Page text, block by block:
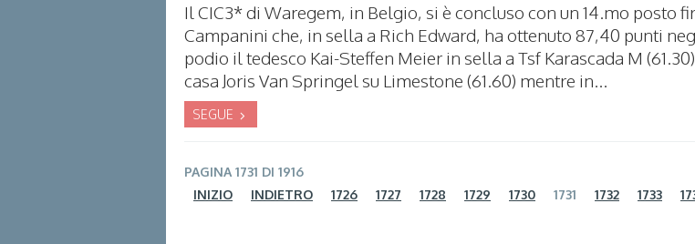
Il CIC3* di Waregem, in Belgio, si è concluso con un 14.mo posto
Campanini che, in sella a Rich Edward, ha ottenuto 87,40 punti
podio il tedesco Kai-Steffen Meier in sella a Tsf Karascada M
casa Joris Van Springel su Limestone (61.60) mentre in...
SEGUE
PAGINA 1731 DI 1916
INIZIO
INDIETRO 1726 1727 1728 1729 1730 1731 1732 1733